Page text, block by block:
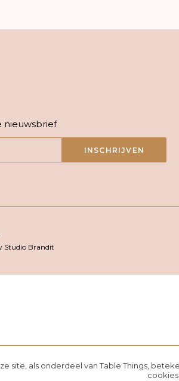
nieuwsbrief
INSCHRIJVEN
Studio Brandit
site, als onderdeel van Table Things,